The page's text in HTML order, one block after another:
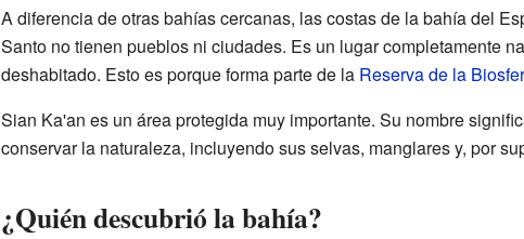
A diferencia de otras bahías cercanas, las costas de la bahía del
Santo no tienen pueblos ni ciudades. Es un lugar completamente
deshabitado. Esto es porque forma parte de la Reserva de la
Sian Ka'an es un área protegida muy importante. Su nombre
conservar la naturaleza, incluyendo sus selvas, manglares y, por
¿Quién descubrió la bahía?